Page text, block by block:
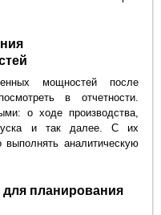
мощностей после
в отчетности.
о ходе производства,
и так далее. С их
аналитическую
планирования